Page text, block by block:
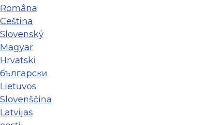
Româna
Ceština
Slovenský
Magyar
Hrvatski
български
Lietuvos
Slovenščina
Latvijas